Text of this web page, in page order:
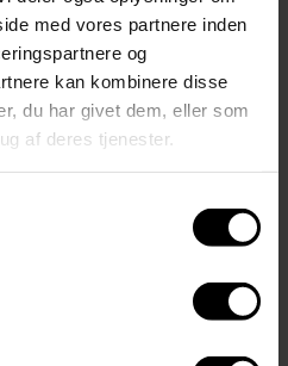
med vores partnere inden
og
kan kombinere disse
du har givet dem, eller som
af deres tjenester.